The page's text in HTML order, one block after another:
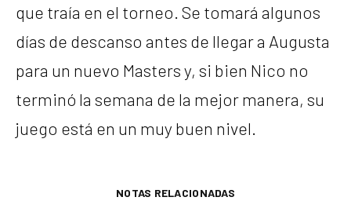
que traía en el torneo. Se tomará algunos
días de descanso antes de llegar a Augusta
para un nuevo Masters y, si bien Nico no
terminó la semana de la mejor manera, su
juego está en un muy buen nivel.
NOTAS RELACIONADAS